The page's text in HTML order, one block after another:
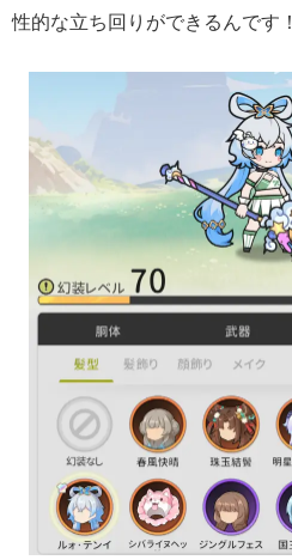
性的な立ち回りができるんです！